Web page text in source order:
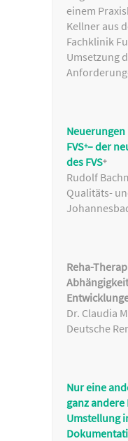
einem
Kellner aus
Fachklinik
Umsetzung
Neuerungen
FVS+– der
des FVS+
Rudolf
Qualitäts-
Reha-
Dr. Claudia
Deutsche
Nur eine
ganz andere
Umstellung